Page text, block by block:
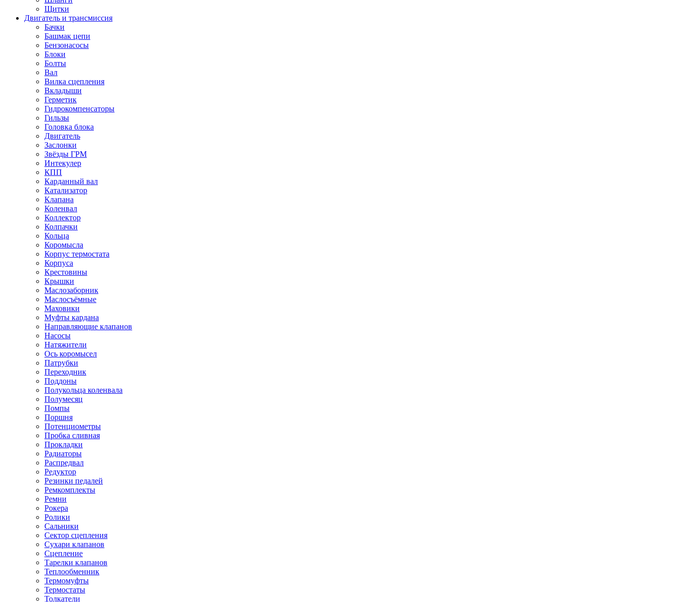
Щитки
Двигатель и трансмиссия
Бачки
Башмак цепи
Бензонасосы
Блоки
Болты
Вал
Вилка сцепления
Вкладыши
Герметик
Гидрокомпенсаторы
Гильзы
Головка блока
Двигатель
Заслонки
Звёзды ГРМ
Интекулер
КПП
Карданный вал
Катализатор
Клапана
Коленвал
Коллектор
Колпачки
Кольца
Коромысла
Корпус термостата
Корпуса
Крестовины
Крышки
Маслозаборник
Маслосъёмные
Маховики
Муфты кардана
Направляющие клапанов
Насосы
Натяжители
Ось коромысел
Патрубки
Переходник
Поддоны
Полукольца коленвала
Полумесяц
Помпы
Поршня
Потенциометры
Пробка сливная
Прокладки
Радиаторы
Распредвал
Редуктор
Резинки педалей
Ремкомплекты
Ремни
Рокера
Ролики
Сальники
Сектор сцепления
Сухари клапанов
Сцепление
Тарелки клапанов
Теплообменник
Термомуфты
Термостаты
Толкатели